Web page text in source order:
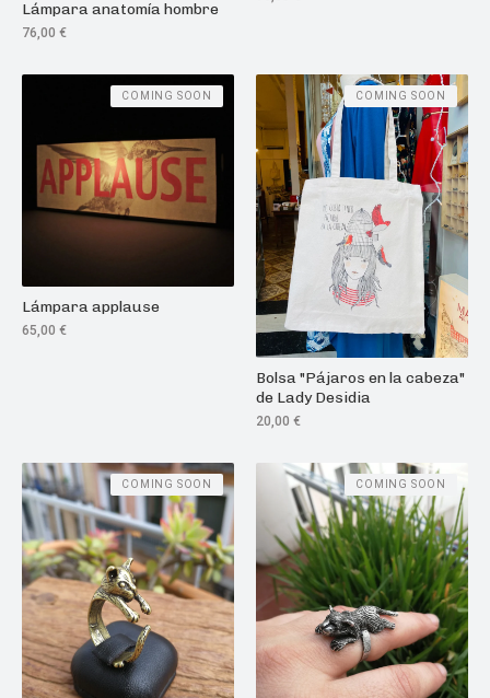
Lámpara anatomía hombre
76,00 €
Lámpara applause
65,00 €
COMING SOON
Bolsa "Pájaros en la cabeza"
de Lady Desidia
20,00 €
COMING SOON
COMING SOON COMING SOON